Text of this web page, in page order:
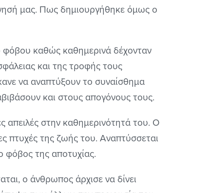
μας. Πως δημιουργήθηκε όμως ο
φόβου καθώς καθημερινά δέχονταν
και της τροφής τους
να αναπτύξουν το συναίσθημα
και στους απογόνους τους.
απειλές στην καθημερινότητά του. Ο
πτυχές της ζωής του. Αναπτύσσεται
της αποτυχίας.
ο άνθρωπος άρχισε να δίνει